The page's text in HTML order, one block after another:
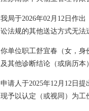
我局于2026年02月12日作
讼法规的其他送达方式无法
你单位职工舒宜春（女，身
及其他诊断结论（或病历
申请人于2025年12月12日
现予以认定（或视同）为工